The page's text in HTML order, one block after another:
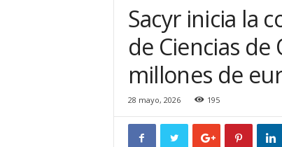
Sacyr inicia la
de Ciencias
millones de
28 mayo, 2026 195